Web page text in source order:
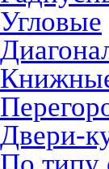
Угловые
Двери-